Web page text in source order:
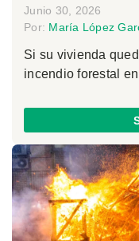
Junio 30, 2026
Por: María López
Si su vivienda
incendio forestal